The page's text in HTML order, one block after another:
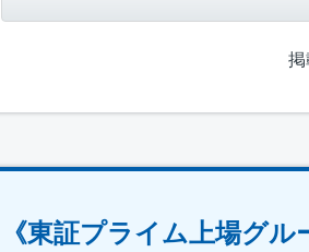
掲
《東証プライム上場グ